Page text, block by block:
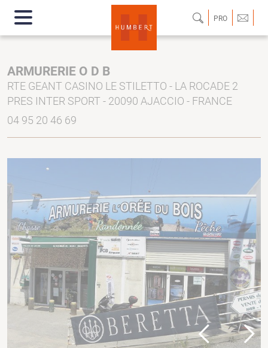
PRO
ARMURERIE O D B
RTE GEANT CASINO LE STILETTO - LA ROCADE 2
PRES INTER SPORT - 20090 AJACCIO - FRANCE
04 95 20 46 69
Previous Next